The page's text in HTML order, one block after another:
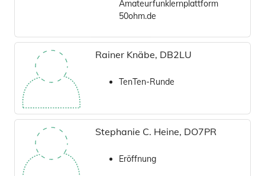
Amateurfunklernplattform
50ohm.de
Rainer Knäbe, DB2LU
TenTen-Runde
Stephanie C. Heine, DO7PR
Eröffnung